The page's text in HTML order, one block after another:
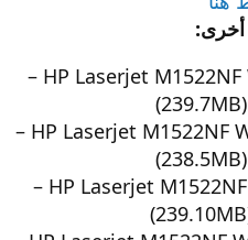
أخرى:
HP Laserjet M1522NF
(239.7MB)
HP Laserjet M1522NF
(238.5MB)
HP Laserjet